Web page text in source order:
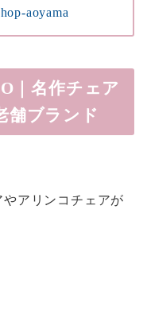
aoyama
｜名作チェア
舗ブランド
アリンコチェアが